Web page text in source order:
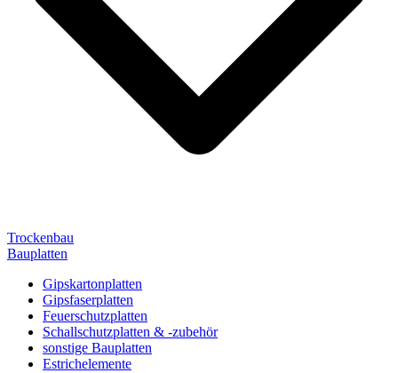
Trockenbau
Bauplatten
Gipskartonplatten
Gipsfaserplatten
Feuerschutzplatten
Schallschutzplatten & -zubehör
sonstige Bauplatten
Estrichelemente